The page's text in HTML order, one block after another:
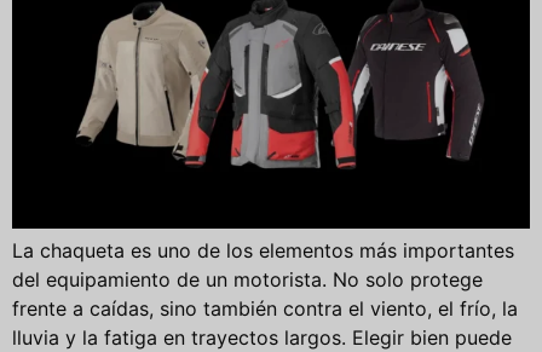
La chaqueta es uno de los elementos más importantes
del equipamiento de un motorista. No solo protege
frente a caídas, sino también contra el viento, el frío, la
lluvia y la fatiga en trayectos largos. Elegir bien puede